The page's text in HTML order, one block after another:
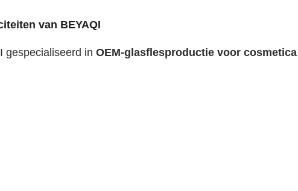
van BEYAQI
gespecialiseerd in OEM-glasflesproductie voor cosmetica